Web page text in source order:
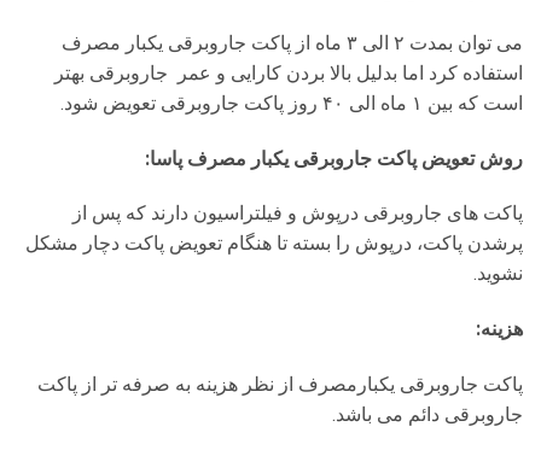
می توان بمدت ۲ الی ۳ ماه از پاکت جاروبرقی یکبار مصرف
استفاده کرد اما بدلیل بالا بردن کارایی و عمر جاروبرقی بهتر
است که بین ۱ ماه الی ۴۰ روز پاکت جاروبرقی تعویض شود.
روش تعویض پاکت جاروبرقی یکبار مصرف پاسا:
پاکت های جاروبرقی درپوش و فیلتراسیون دارند که پس از
پرشدن پاکت، درپوش را بسته تا هنگام تعویض پاکت دچار مشکل
نشوید.
هزینه:
پاکت جاروبرقی یکبارمصرف از نظر هزینه به صرفه تر از پاکت
جاروبرقی دائم می باشد.